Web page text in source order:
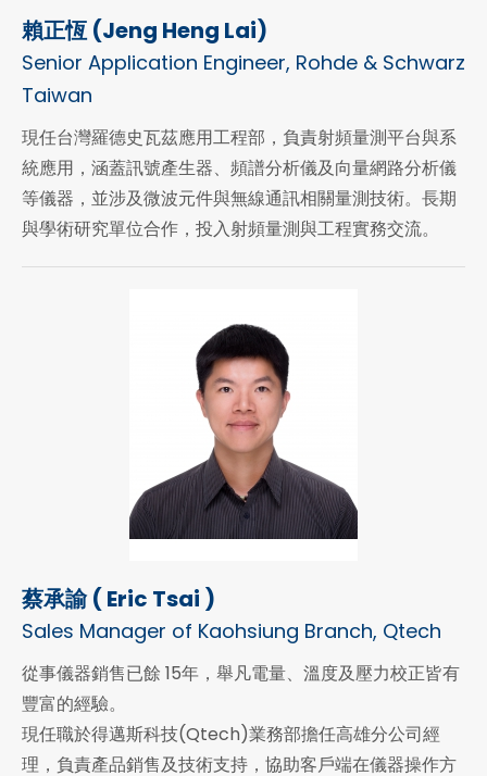
賴正恆 (Jeng Heng Lai)
Senior Application Engineer, Rohde & Schwarz
Taiwan
現任台灣羅德史瓦茲應用工程部，負責射頻量測平台與系
統應用，涵蓋訊號產生器、頻譜分析儀及向量網路分析儀
等儀器，並涉及微波元件與無線通訊相關量測技術。長期
與學術研究單位合作，投入射頻量測與工程實務交流。
蔡承諭 ( Eric Tsai )
Sales Manager of Kaohsiung Branch, Qtech
從事儀器銷售已餘 15年，舉凡電量、溫度及壓力校正皆有
豐富的經驗。
現任職於得邁斯科技(Qtech)業務部擔任高雄分公司經
理，負責產品銷售及技術支持，協助客戶端在儀器操作方